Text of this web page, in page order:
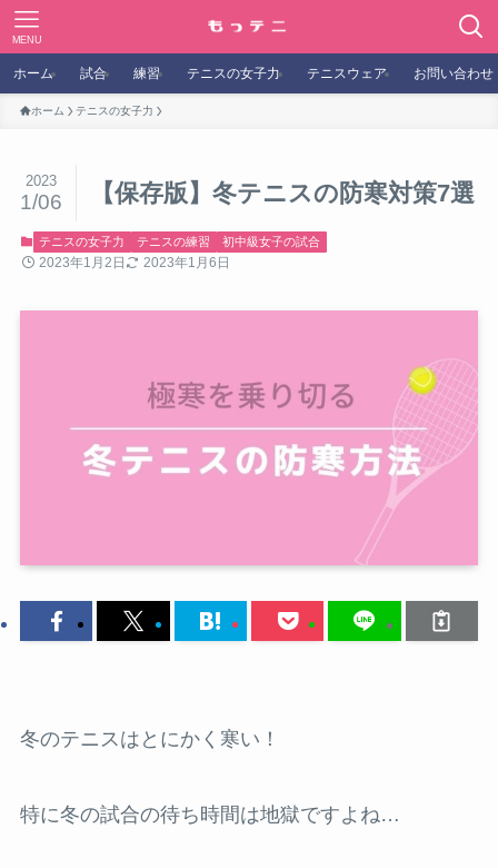
MENU
ホーム 試合 練習 テニスの女子力 テニスウェア お問い合わせ
ホーム テニスの女子力
【保存版】冬テニスの防寒対策7選
2023
1/06
テニスの女子力 テニスの練習 初中級女子の試合
2023年1月2日 2023年1月6日
冬のテニスはとにかく寒い！
特に冬の試合の待ち時間は地獄ですよね…